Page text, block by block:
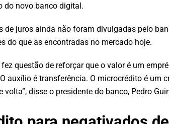
do novo banco digital.
de juros ainda não foram divulgadas pelo
do que as encontradas no mercado hoje.
fez questão de reforçar que o valor é um
auxílio é transferência. O microcrédito é um
volta”, disse o presidente do banco, Pedro